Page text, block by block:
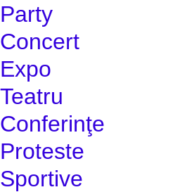
Party
Concert
Expo
Teatru
Conferinţe
Proteste
Sportive